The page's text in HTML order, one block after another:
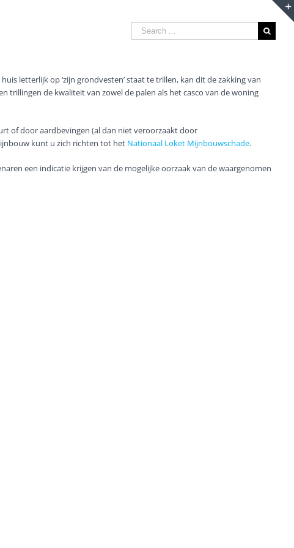
Search
for:
letterlijk op ‘zijn grondvesten’ staat te trillen, kan dit de zakking van
trillingen de kwaliteit van zowel de palen als het casco van de woning
of door aardbevingen (al dan niet veroorzaakt door
kunt u zich richten tot het Nationaal Loket Mijnbouwschade.
een indicatie krijgen van de mogelijke oorzaak van de waargenomen